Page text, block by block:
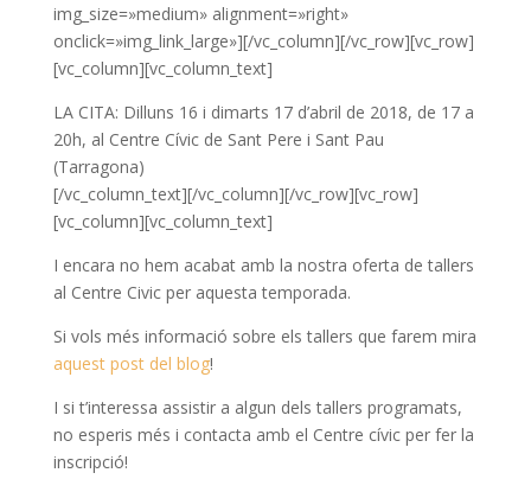
img_size=»medium» alignment=»right»
onclick=»img_link_large»][/vc_column][/vc_row][vc_row]
[vc_column][vc_column_text]
LA CITA: Dilluns 16 i dimarts 17 d’abril de 2018, de 17 a
20h, al Centre Cívic de Sant Pere i Sant Pau
(Tarragona)
[/vc_column_text][/vc_column][/vc_row][vc_row]
[vc_column][vc_column_text]
I encara no hem acabat amb la nostra oferta de tallers
al Centre Civic per aquesta temporada.
Si vols més informació sobre els tallers que farem mira
aquest post del blog!
I si t’interessa assistir a algun dels tallers programats,
no esperis més i contacta amb el Centre cívic per fer la
inscripció!